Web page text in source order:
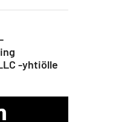
-yhtiölle